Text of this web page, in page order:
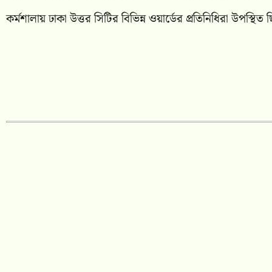
কর্মশালায় ঢাকা উত্তর সিটির বিভিন্ন ওয়ার্ডের প্রতিনিধিরা উপস্থিত